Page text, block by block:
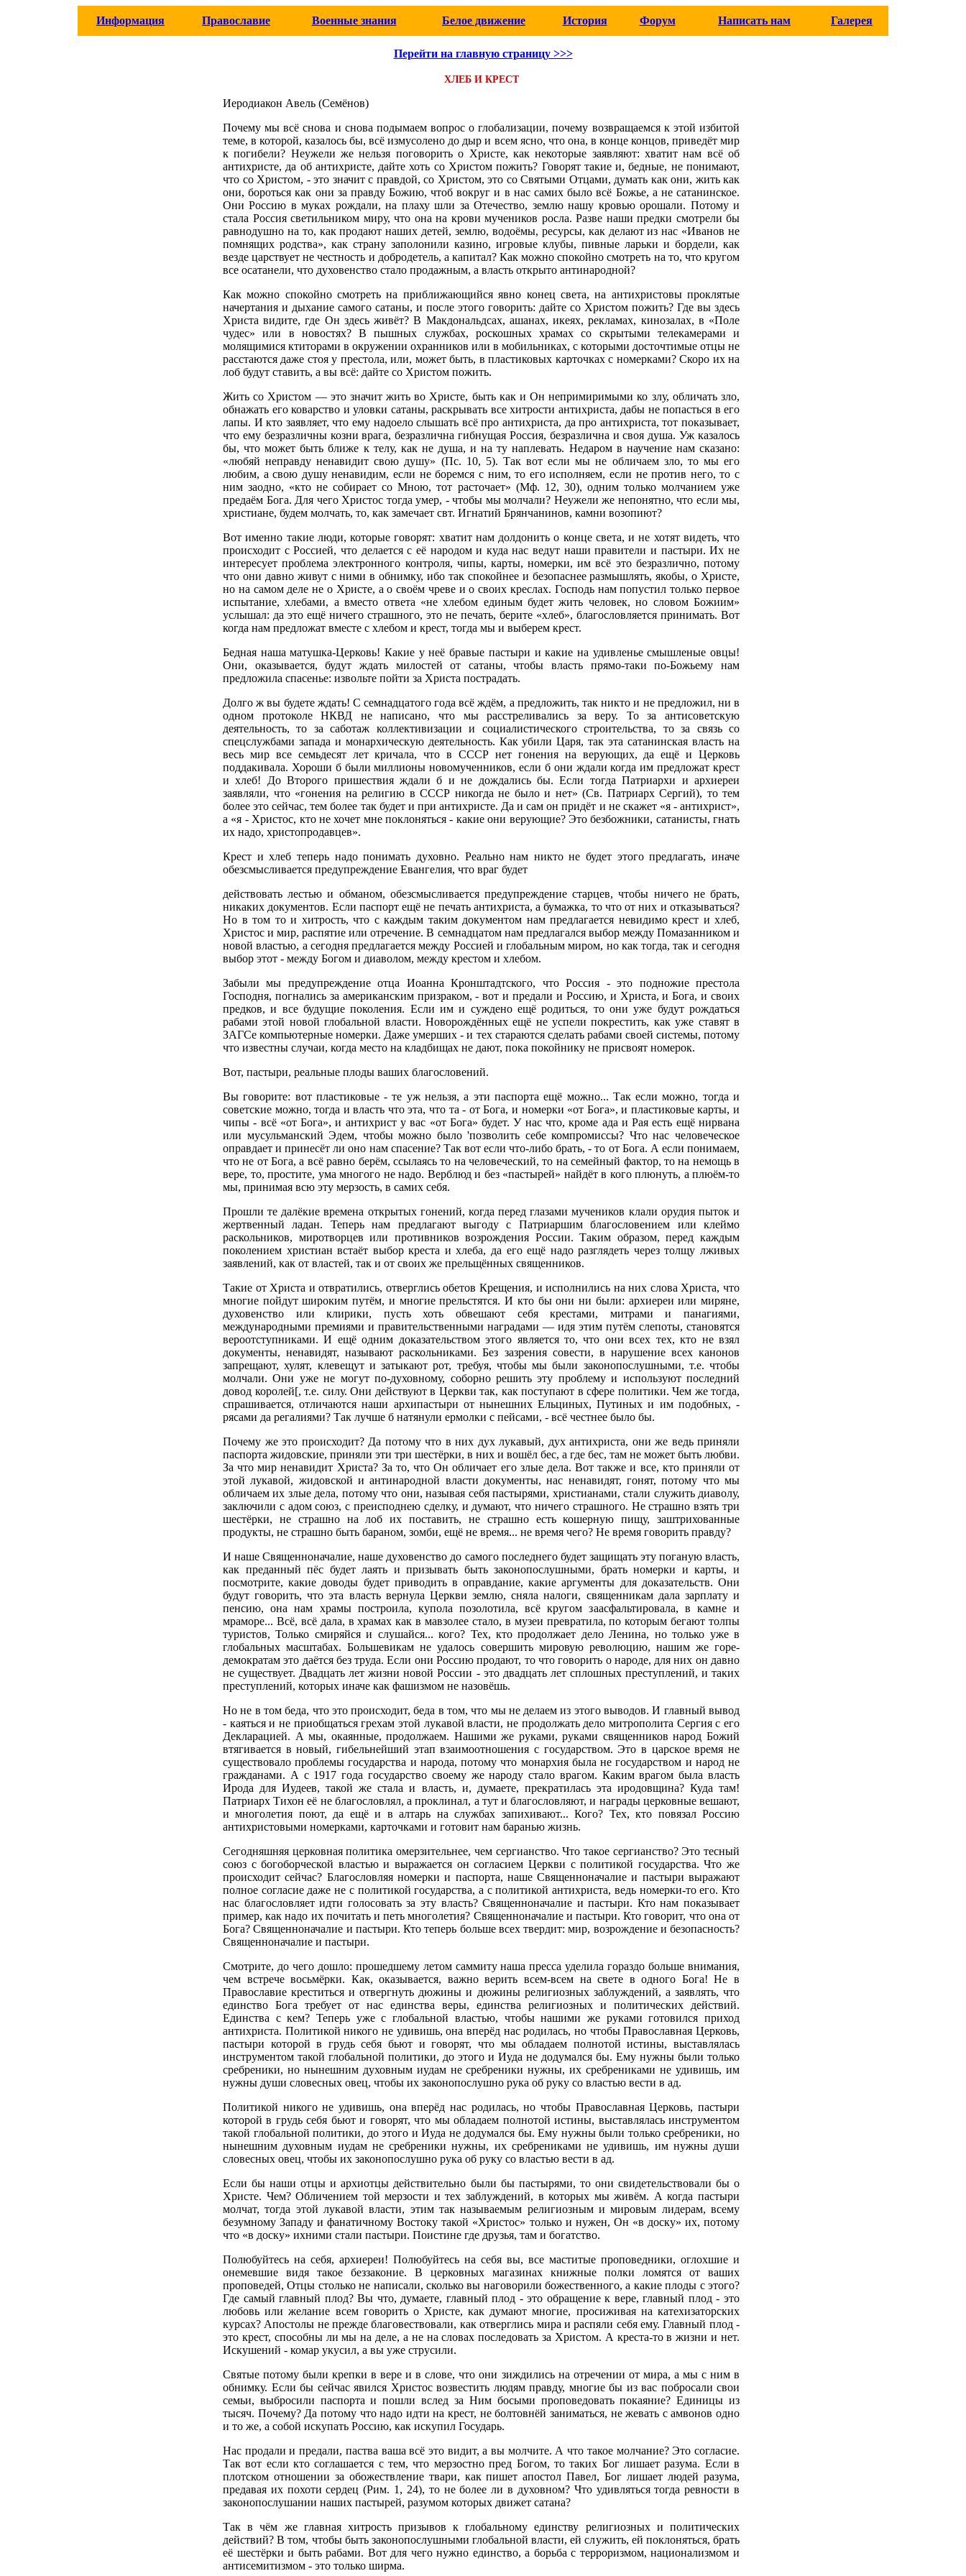
Информация Православие Военные знания Белое движение История Форум Написать нам Галерея
Перейти на главную страницу >>>
ХЛЕБ И КРЕСТ
Иеродиакон Авель (Семёнов)
Почему мы всё снова и снова подымаем вопрос о глобализации, почему возвращаемся к этой избитой
теме, в которой, казалось бы, всё измусолено до дыр и всем ясно, что она, в конце концов, приведёт мир
к погибели? Неужели же нельзя поговорить о Христе, как некоторые заявляют: хватит нам всё об
антихристе, да об антихристе, дайте хоть со Христом пожить? Говорят такие и, бедные, не понимают,
что со Христом, - это значит с правдой, со Христом, это со Святыми Отцами, думать как они, жить как
они, бороться как они за правду Божию, чтоб вокруг и в нас самих было всё Божье, а не сатанинское.
Они Россию в муках рождали, на плаху шли за Отечество, землю нашу кровью орошали. Потому и
стала Россия светильником миру, что она на крови мучеников росла. Разве наши предки смотрели бы
равнодушно на то, как продают наших детей, землю, водоёмы, ресурсы, как делают из нас «Иванов не
помнящих родства», как страну заполонили казино, игровые клубы, пивные ларьки и бордели, как
везде царствует не честность и добродетель, а капитал? Как можно спокойно смотреть на то, что кругом
все осатанели, что духовенство стало продажным, а власть открыто антинародной?
Как можно спокойно смотреть на приближающийся явно конец света, на антихристовы проклятые
начертания и дыхание самого сатаны, и после этого говорить: дайте со Христом пожить? Где вы здесь
Христа видите, где Он здесь живёт? В Макдональдсах, ашанах, икеях, рекламах, кинозалах, в «Поле
чудес» или в новостях? В пышных службах, роскошных храмах со скрытыми телекамерами и
молящимися ктиторами в окружении охранников или в мобильниках, с которыми досточтимые отцы не
расстаются даже стоя у престола, или, может быть, в пластиковых карточках с номерками? Скоро их на
лоб будут ставить, а вы всё: дайте со Христом пожить.
Жить со Христом — это значит жить во Христе, быть как и Он непримиримыми ко злу, обличать зло,
обнажать его коварство и уловки сатаны, раскрывать все хитрости антихриста, дабы не попасться в его
лапы. И кто заявляет, что ему надоело слышать всё про антихриста, да про антихриста, тот показывает,
что ему безразличны козни врага, безразлична гибнущая Россия, безразлична и своя душа. Уж казалось
бы, что может быть ближе к телу, как не душа, и на ту наплевать. Недаром в научение нам сказано:
«любяй неправду ненавидит свою душу» (Пс. 10, 5). Так вот если мы не обличаем зло, то мы его
любим, а свою душу ненавидим, если не боремся с ним, то его исполняем, если не против него, то с
ним заодно, «кто не собирает со Мною, тот расточает» (Мф. 12, 30), одним только молчанием уже
предаём Бога. Для чего Христос тогда умер, - чтобы мы молчали? Неужели же непонятно, что если мы,
христиане, будем молчать, то, как замечает свт. Игнатий Брянчанинов, камни возопиют?
Вот именно такие люди, которые говорят: хватит нам долдонить о конце света, и не хотят видеть, что
происходит с Россией, что делается с её народом и куда нас ведут наши правители и пастыри. Их не
интересует проблема электронного контроля, чипы, карты, номерки, им всё это безразлично, потому
что они давно живут с ними в обнимку, ибо так спокойнее и безопаснее размышлять, якобы, о Христе,
но на самом деле не о Христе, а о своём чреве и о своих креслах. Господь нам попустил только первое
испытание, хлебами, а вместо ответа «не хлебом единым будет жить человек, но словом Божиим»
услышал: да это ещё ничего страшного, это не печать, берите «хлеб», благословляется принимать. Вот
когда нам предложат вместе с хлебом и крест, тогда мы и выберем крест.
Бедная наша матушка-Церковь! Какие у неё бравые пастыри и какие на удивленье смышленые овцы!
Они, оказывается, будут ждать милостей от сатаны, чтобы власть прямо-таки по-Божьему нам
предложила спасенье: извольте пойти за Христа пострадать.
Долго ж вы будете ждать! С семнадцатого года всё ждём, а предложить, так никто и не предложил, ни в
одном протоколе НКВД не написано, что мы расстреливались за веру. То за антисоветскую
деятельность, то за саботаж коллективизации и социалистического строительства, то за связь со
спецслужбами запада и монархическую деятельность. Как убили Царя, так эта сатанинская власть на
весь мир все семьдесят лет кричала, что в СССР нет гонения на верующих, да ещё и Церковь
поддакивала. Хороши б были миллионы новомученников, если б они ждали когда им предложат крест
и хлеб! До Второго пришествия ждали б и не дождались бы. Если тогда Патриархи и архиереи
заявляли, что «гонения на религию в СССР никогда не было и нет» (Св. Патриарх Сергий), то тем
более это сейчас, тем более так будет и при антихристе. Да и сам он придёт и не скажет «я - антихрист»,
а «я - Христос, кто не хочет мне поклоняться - какие они верующие? Это безбожники, сатанисты, гнать
их надо, христопродавцев».
Крест и хлеб теперь надо понимать духовно. Реально нам никто не будет этого предлагать, иначе
обезсмысливается предупреждение Евангелия, что враг будет
действовать лестью и обманом, обезсмысливается предупреждение старцев, чтобы ничего не брать,
никаких документов. Если паспорт ещё не печать антихриста, а бумажка, то что от них и отказываться?
Но в том то и хитрость, что с каждым таким документом нам предлагается невидимо крест и хлеб,
Христос и мир, распятие или отречение. В семнадцатом нам предлагался выбор между Помазанником и
новой властью, а сегодня предлагается между Россией и глобальным миром, но как тогда, так и сегодня
выбор этот - между Богом и диаволом, между крестом и хлебом.
Забыли мы предупреждение отца Иоанна Кронштадтского, что Россия - это подножие престола
Господня, погнались за американским призраком, - вот и предали и Россию, и Христа, и Бога, и своих
предков, и все будущие поколения. Если им и суждено ещё родиться, то они уже будут рождаться
рабами этой новой глобальной власти. Новорождённых ещё не успели покрестить, как уже ставят в
ЗАГСе компьютерные номерки. Даже умерших - и тех стараются сделать рабами своей системы, потому
что известны случаи, когда место на кладбищах не дают, пока покойнику не присвоят номерок.
Вот, пастыри, реальные плоды ваших благословений.
Вы говорите: вот пластиковые - те уж нельзя, а эти паспорта ещё можно... Так если можно, тогда и
советские можно, тогда и власть что эта, что та - от Бога, и номерки «от Бога», и пластиковые карты, и
чипы - всё «от Бога», и антихрист у вас «от Бога» будет. У нас что, кроме ада и Рая есть ещё нирвана
или мусульманский Эдем, чтобы можно было 'позволить себе компромиссы? Что нас человеческое
оправдает и принесёт ли оно нам спасение? Так вот если что-либо брать, - то от Бога. А если понимаем,
что не от Бога, а всё равно берём, ссылаясь то на человеческий, то на семейный фактор, то на немощь в
вере, то, простите, ума многого не надо. Верблюд и без «пастырей» найдёт в кого плюнуть, а плюём-то
мы, принимая всю эту мерзость, в самих себя.
Прошли те далёкие времена открытых гонений, когда перед глазами мучеников клали орудия пыток и
жертвенный ладан. Теперь нам предлагают выгоду с Патриаршим благословением или клеймо
раскольников, миротворцев или противников возрождения России. Таким образом, перед каждым
поколением христиан встаёт выбор креста и хлеба, да его ещё надо разглядеть через толщу лживых
заявлений, как от властей, так и от своих же прельщённых священников.
Такие от Христа и отвратились, отверглись обетов Крещения, и исполнились на них слова Христа, что
многие пойдут широким путём, и многие прельстятся. И кто бы они ни были: архиереи или миряне,
духовенство или клирики, пусть хоть обвешают себя крестами, митрами и панагиями,
международными премиями и правительственными наградами — идя этим путём слепоты, становятся
вероотступниками. И ещё одним доказательством этого является то, что они всех тех, кто не взял
документы, ненавидят, называют раскольниками. Без зазрения совести, в нарушение всех канонов
запрещают, хулят, клевещут и затыкают рот, требуя, чтобы мы были законопослушными, т.е. чтобы
молчали. Они уже не могут по-духовному, соборно решить эту проблему и используют последний
довод королей[, т.е. силу. Они действуют в Церкви так, как поступают в сфере политики. Чем же тогда,
спрашивается, отличаются наши архипастыри от нынешних Ельциных, Путиных и им подобных, -
рясами да регалиями? Так лучше б натянули ермолки с пейсами, - всё честнее было бы.
Почему же это происходит? Да потому что в них дух лукавый, дух антихриста, они же ведь приняли
паспорта жидовские, приняли эти три шестёрки, в них и вошёл бес, а где бес, там не может быть любви.
За что мир ненавидит Христа? За то, что Он обличает его злые дела. Вот также и все, кто приняли от
этой лукавой, жидовской и антинародной власти документы, нас ненавидят, гонят, потому что мы
обличаем их злые дела, потому что они, называя себя пастырями, христианами, стали служить диаволу,
заключили с адом союз, с преисподнею сделку, и думают, что ничего страшного. Не страшно взять три
шестёрки, не страшно на лоб их поставить, не страшно есть кошерную пищу, заштрихованные
продукты, не страшно быть бараном, зомби, ещё не время... не время чего? Не время говорить правду?
И наше Священноначалие, наше духовенство до самого последнего будет защищать эту поганую власть,
как преданный пёс будет лаять и призывать быть законопослушными, брать номерки и карты, и
посмотрите, какие доводы будет приводить в оправдание, какие аргументы для доказательств. Они
будут говорить, что эта власть вернула Церкви землю, сняла налоги, священникам дала зарплату и
пенсию, она нам храмы построила, купола позолотила, всё кругом заасфальтировала, в камне и
мраморе... Всё, всё дала, в храмах как в мавзолее стало, в музеи превратила, по которым бегают толпы
туристов, Только смиряйся и слушайся... кого? Тех, кто продолжает дело Ленина, но только уже в
глобальных масштабах. Большевикам не удалось совершить мировую революцию, нашим же горе-
демократам это даётся без труда. Если они Россию продают, то что говорить о народе, для них он давно
не существует. Двадцать лет жизни новой России - это двадцать лет сплошных преступлений, и таких
преступлений, которых иначе как фашизмом не назовёшь.
Но не в том беда, что это происходит, беда в том, что мы не делаем из этого выводов. И главный вывод
- каяться и не приобщаться грехам этой лукавой власти, не продолжать дело митрополита Сергия с его
Декларацией. А мы, окаянные, продолжаем. Нашими же руками, руками священников народ Божий
втягивается в новый, гибельнейший этап взаимоотношения с государством. Это в царское время не
существовало проблемы государства и народа, потому что монархия была не государством и народ не
гражданами. А с 1917 года государство своему же народу стало врагом. Каким врагом была власть
Ирода для Иудеев, такой же стала и власть, и, думаете, прекратилась эта иродовщина? Куда там!
Патриарх Тихон её не благословлял, а проклинал, а тут и благословляют, и награды церковные вешают,
и многолетия поют, да ещё и в алтарь на службах запихивают... Кого? Тех, кто повязал Россию
антихристовыми номерками, карточками и готовит нам баранью жизнь.
Сегодняшняя церковная политика омерзительнее, чем сергианство. Что такое сергианство? Это тесный
союз с богоборческой властью и выражается он согласием Церкви с политикой государства. Что же
происходит сейчас? Благословляя номерки и паспорта, наше Священноначалие и пастыри выражают
полное согласие даже не с политикой государства, а с политикой антихриста, ведь номерки-то его. Кто
нас благословляет идти голосовать за эту власть? Священноначалие и пастыри. Кто нам показывает
пример, как надо их почитать и петь многолетия? Священноначалие и пастыри. Кто говорит, что она от
Бога? Священноначалие и пастыри. Кто теперь больше всех твердит: мир, возрождение и безопасность?
Священноначалие и пастыри.
Смотрите, до чего дошло: прошедшему летом саммиту наша пресса уделила гораздо больше внимания,
чем встрече восьмёрки. Как, оказывается, важно верить всем-всем на свете в одного Бога! Не в
Православие креститься и отвергнуть дюжины и дюжины религиозных заблуждений, а заявлять, что
единство Бога требует от нас единства веры, единства религиозных и политических действий.
Единства с кем? Теперь уже с глобальной властью, чтобы нашими же руками готовился приход
антихриста. Политикой никого не удивишь, она вперёд нас родилась, но чтобы Православная Церковь,
пастыри которой в грудь себя бьют и говорят, что мы обладаем полнотой истины, выставлялась
инструментом такой глобальной политики, до этого и Иуда не додумался бы. Ему нужны были только
сребреники, но нынешним духовным иудам не сребреники нужны, их сребрениками не удивишь, им
нужны души словесных овец, чтобы их законопослушно рука об руку со властью вести в ад.
Политикой никого не удивишь, она вперёд нас родилась, но чтобы Православная Церковь, пастыри
которой в грудь себя бьют и говорят, что мы обладаем полнотой истины, выставлялась инструментом
такой глобальной политики, до этого и Иуда не додумался бы. Ему нужны были только сребреники, но
нынешним духовным иудам не сребреники нужны, их сребрениками не удивишь, им нужны души
словесных овец, чтобы их законопослушно рука об руку со властью вести в ад.
Если бы наши отцы и архиотцы действительно были бы пастырями, то они свидетельствовали бы о
Христе. Чем? Обличением той мерзости и тех заблуждений, в которых мы живём. А когда пастыри
молчат, тогда этой лукавой власти, этим так называемым религиозным и мировым лидерам, всему
безумному Западу и фанатичному Востоку такой «Христос» только и нужен, Он «в доску» их, потому
что «в доску» ихними стали пастыри. Поистине где друзья, там и богатство.
Полюбуйтесь на себя, архиереи! Полюбуйтесь на себя вы, все маститые проповедники, оглохшие и
онемевшие видя такое беззаконие. В церковных магазинах книжные полки ломятся от ваших
проповедей, Отцы столько не написали, сколько вы наговорили божественного, а какие плоды с этого?
Где самый главный плод? Вы что, думаете, главный плод - это обращение к вере, главный плод - это
любовь или желание всем говорить о Христе, как думают многие, просиживая на катехизаторских
курсах? Апостолы не прежде благовествовали, как отверглись мира и распяли себя ему. Главный плод -
это крест, способны ли мы на деле, а не на словах последовать за Христом. А креста-то в жизни и нет.
Искушений - комар укусил, а вы уже струсили.
Святые потому были крепки в вере и в слове, что они зиждились на отречении от мира, а мы с ним в
обнимку. Если бы сейчас явился Христос возвестить людям правду, многие бы из вас побросали свои
семьи, выбросили паспорта и пошли вслед за Ним босыми проповедовать покаяние? Единицы из
тысяч. Почему? Да потому что надо идти на крест, не болтовнёй заниматься, не жевать с амвонов одно
и то же, а собой искупать Россию, как искупил Государь.
Нас продали и предали, паства ваша всё это видит, а вы молчите. А что такое молчание? Это согласие.
Так вот если кто соглашается с тем, что мерзостно пред Богом, то таких Бог лишает разума. Если в
плотском отношении за обожествление твари, как пишет апостол Павел, Бог лишает людей разума,
предавая их похоти сердец (Рим. 1, 24), то не более ли в духовном? Что удивляться тогда ревности в
законопослушании наших пастырей, разумом которых движет сатана?
Так в чём же главная хитрость призывов к глобальному единству религиозных и политических
действий? В том, чтобы быть законопослушными глобальной власти, ей служить, ей поклоняться, брать
её шестёрки и быть рабами. Вот для чего нужно единство, а борьба с терроризмом, национализмом и
антисемитизмом - это только ширма.